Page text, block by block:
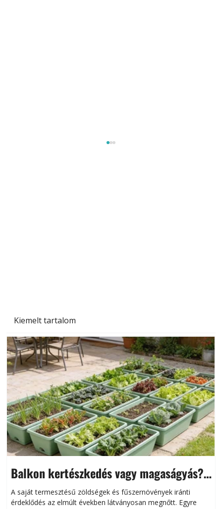
Kiemelt tartalom
Balkon kertészkedés vagy magaságyás?
Helytakarékos kertészkedés
A saját termesztésű zöldségek és fűszernövények iránti
érdeklődés az elmúlt években látványosan megnőtt. Egyre